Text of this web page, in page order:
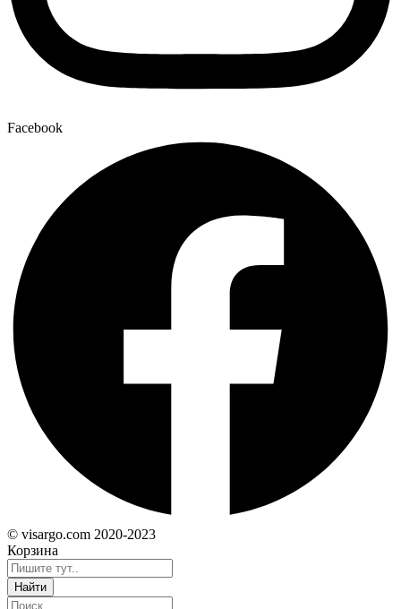
Facebook
© visargo.com 2020-2023
Корзина